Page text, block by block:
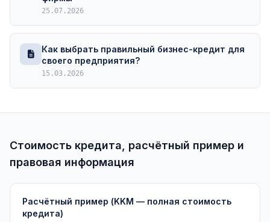
25.07.2026
Как выбрать правильный бизнес-кредит для
своего предприятия?
15.03.2026
Стоимость кредита, расчётный пример и
правовая информация
Расчётный пример (KKM — полная стоимость
кредита)